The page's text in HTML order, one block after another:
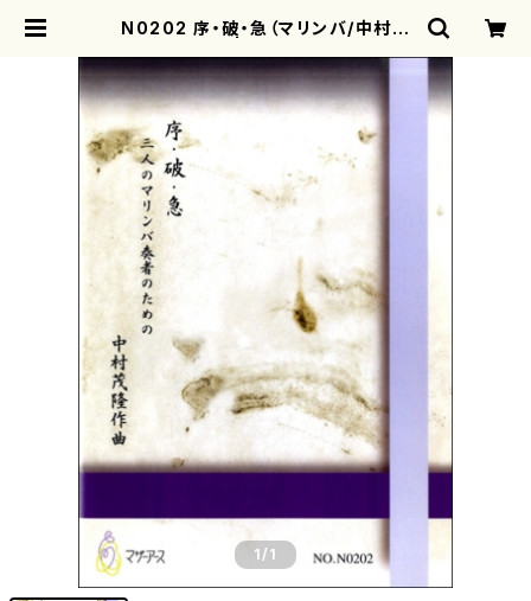
N0202 序・破・急（マリンバ/中村茂
1/1